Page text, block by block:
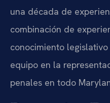
una década de
combinación de
conocimiento
equipo en la
penales en todo